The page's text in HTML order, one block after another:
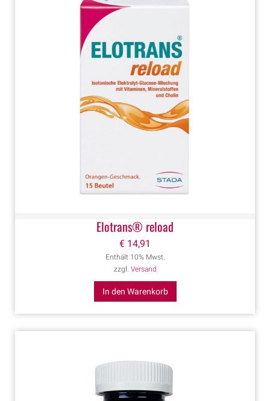
Elotrans® reload
€ 14,91
Enthält 10% Mwst.
zzgl. Versand
In den Warenkorb